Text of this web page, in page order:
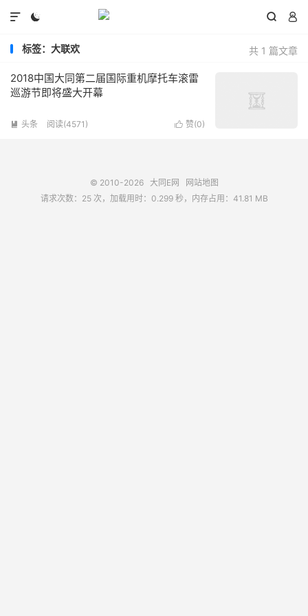
  

共 1 篇文章
标签：大联欢
2018中国大同第二届国际重机摩托车滚雷
巡游节即将盛大开幕
 赞(0)
 头条 阅读(4571)
© 2010-2026 大同E网
网站地图
请求次数：25 次，加载用时：0.299 秒，内存占用：41.81 MB